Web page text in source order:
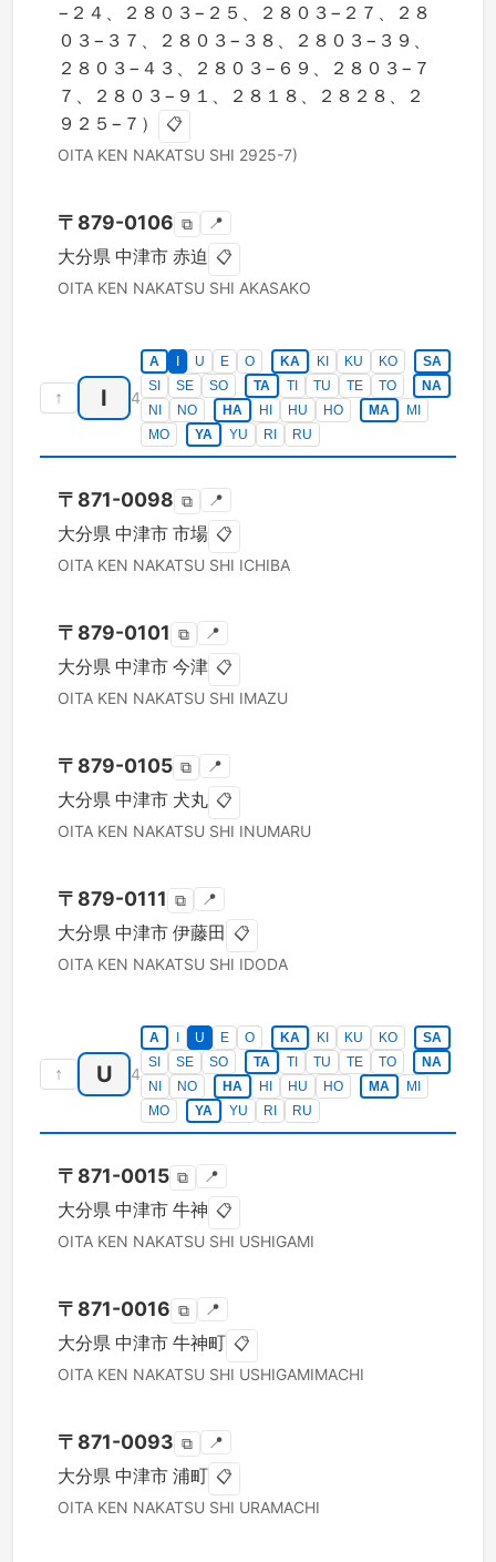
−２４、２８０３−２５、２８０３−２７、２８
０３−３７、２８０３−３８、２８０３−３９、
２８０３−４３、２８０３−６９、２８０３−７
７、２８０３−９１、２８１８、２８２８、２
９２５−７）
📋
OITA KEN NAKATSU SHI 2925-7)
〒 879-0106 ⧉ 📍
大分県 中津市 赤迫 📋
OITA KEN NAKATSU SHI AKASAKO
↑ I 4
A U E O KA KI KU KO
SA
SI
SE SO TA TI TU TE TO
NA
NI
NO HA HI HU HO MA
MI
MO
YA YU RI RU
〒 871-0098 ⧉ 📍
大分県 中津市 市場 📋
OITA KEN NAKATSU SHI ICHIBA
〒 879-0101 ⧉ 📍
大分県 中津市 今津 📋
OITA KEN NAKATSU SHI IMAZU
〒 879-0105 ⧉ 📍
大分県 中津市 犬丸 📋
OITA KEN NAKATSU SHI INUMARU
〒 879-0111 ⧉ 📍
大分県 中津市 伊藤田 📋
OITA KEN NAKATSU SHI IDODA
↑ U 4
A U E O KA KI KU KO
SA
SI
SE SO TA TI TU TE TO
NA
NI
NO HA HI HU HO MA
MI
MO
YA YU RI RU
〒 871-0015 ⧉ 📍
大分県 中津市 牛神 📋
OITA KEN NAKATSU SHI USHIGAMI
〒 871-0016 ⧉ 📍
大分県 中津市 牛神町 📋
OITA KEN NAKATSU SHI USHIGAMIMACHI
〒 871-0093 ⧉ 📍
大分県 中津市 浦町 📋
OITA KEN NAKATSU SHI URAMACHI